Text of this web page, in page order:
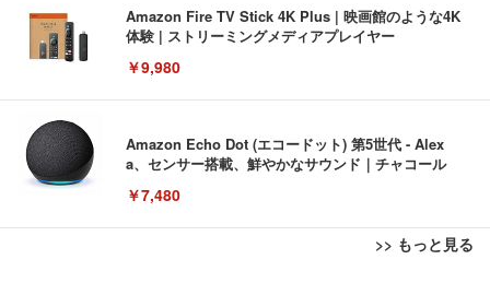
Amazon Fire TV Stick 4K Plus | 映画館のような4K
体験 | ストリーミングメディアプレイヤー
￥9,980
Amazon Echo Dot (エコードット) 第5世代 - Alex
a、センサー搭載、鮮やかなサウンド｜チャコール
￥7,480
>> もっと見る